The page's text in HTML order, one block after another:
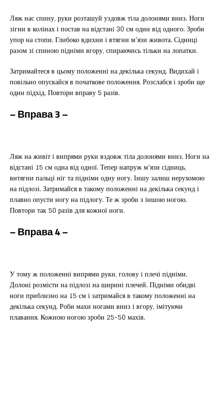
Ляж нас спину, руки розташуй уздовж тіла долонями вниз. Ноги
зігни в колінах і постав на відстані 30 см один від одного. Зроби
упор на стопи. Глибоко вдихни і втягни м’язи живота. Сідниці
разом зі спиною підніми вгору, спираючись тільки на лопатки.
Затримайтеся в цьому положенні на декілька секунд. Видихай і
повільно опускайся в початкове положення. Розслабся і зроби ще
один підхід. Повтори вправу 5 разів.
– Вправа3 –
Ляж на живіт і випрями руки вздовж тіла долонями вниз. Ноги на
відстані 15 см одна від одної. Тепер напруж м’язи сідниць,
витягни пальці ніг та підніми одну ногу. Іншу залиш нерухомою
на підлозі. Затримайся в такому положенні на декілька секунд і
плавно опусти ногу на підлогу. Те ж зроби з іншою ногою.
Повтори так 50 разів для кожної ноги.
– Вправа4 –
У тому ж положенні випрями руки, голову і плечі підніми.
Долоні розмісти на підлозі на ширині плечей. Підніми обидві
ноги приблизно на 15 см і затримайся в такому положенні на
декілька секунд. Роби махи ногами вниз і вгору, імітуючи
плавання. Кожною ногою зроби 25-50 махів.